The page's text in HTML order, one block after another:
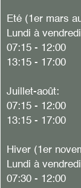
Eté (1er mars
Lundi à
07:15 - 12:00
13:15 - 17:00
Juillet-août:
07:15 - 12:00
13:15 - 17:00
Hiver (1er
Lundi à
07:30 - 12:00